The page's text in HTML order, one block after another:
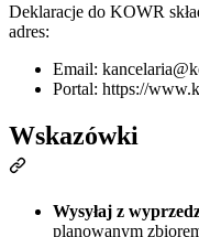
Deklaracje do KOWR
adres:
Email:
Portal: https://
Wskazówki
Wysyłaj z
planowanym